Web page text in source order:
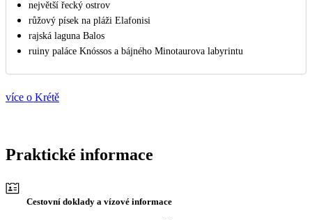
největší řecký ostrov
růžový písek na pláži Elafonisi
rajská laguna Balos
ruiny paláce Knóssos a bájného Minotaurova labyrintu
více o Krétě
Praktické informace
Cestovní doklady a vízové informace